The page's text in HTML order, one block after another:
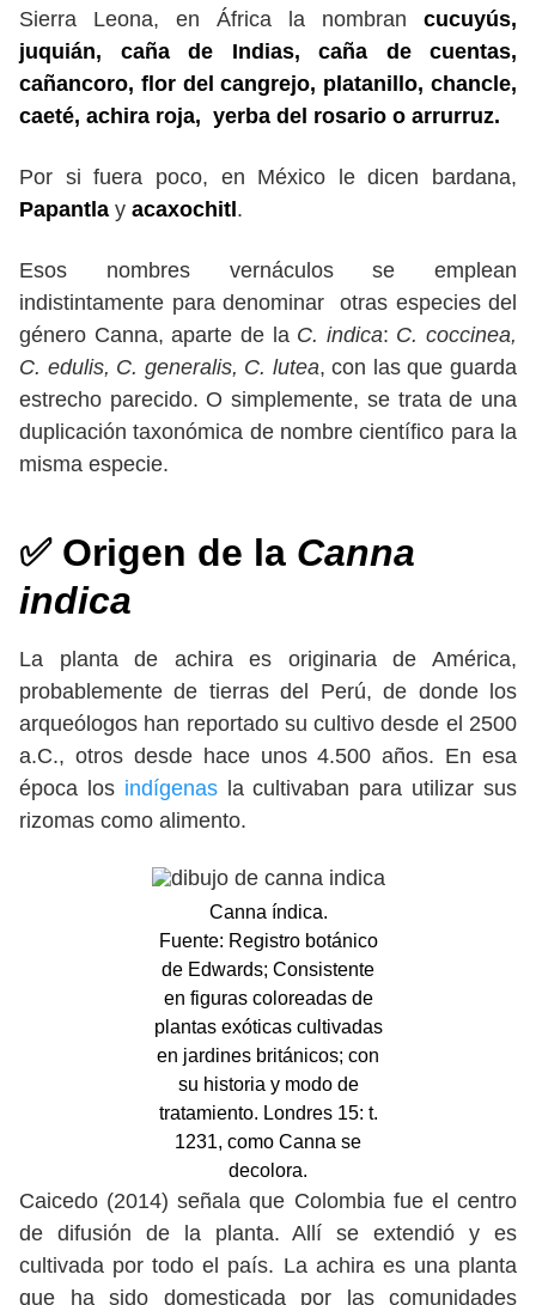
Sierra Leona, en África la nombran cucuyús,
juquián, caña de Indias, caña de cuentas,
cañancoro, flor del cangrejo, platanillo, chancle,
caeté, achira roja, yerba del rosario o arrurruz.
Por si fuera poco, en México le dicen bardana,
Papantla y acaxochitl.
Esos nombres vernáculos se emplean
indistintamente para denominar otras especies del
género Canna, aparte de la C. indica: C. coccinea,
C. edulis, C. generalis, C. lutea, con las que guarda
estrecho parecido. O simplemente, se trata de una
duplicación taxonómica de nombre científico para la
misma especie.
✅ Origen de la Canna
indica
La planta de achira es originaria de América,
probablemente de tierras del Perú, de donde los
arqueólogos han reportado su cultivo desde el 2500
a.C., otros desde hace unos 4.500 años. En esa
época los indígenas la cultivaban para utilizar sus
rizomas como alimento.
Canna índica.
Fuente: Registro botánico
de Edwards; Consistente
en figuras coloreadas de
plantas exóticas cultivadas
en jardines británicos; con
su historia y modo de
tratamiento. Londres 15: t.
1231, como Canna se
decolora.
Caicedo (2014) señala que Colombia fue el centro
de difusión de la planta. Allí se extendió y es
cultivada por todo el país. La achira es una planta
que ha sido domesticada por las comunidades